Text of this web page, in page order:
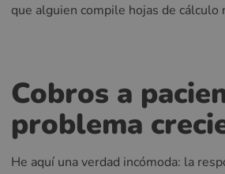
que alguien compile hojas de cálculo
Cobros a
problema
He aquí una verdad incómoda: la